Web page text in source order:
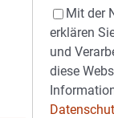
Mit der
erklären
und
diese